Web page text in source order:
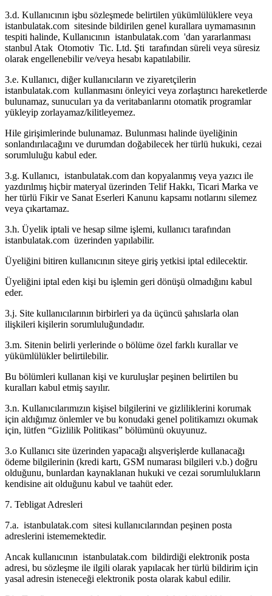
3.d. Kullanıcının işbu sözleşmede belirtilen yükümlülüklere veya
istanbulatak.com sitesinde bildirilen genel kurallara uymamasının
tespiti halinde, Kullanıcının istanbulatak.com 'dan yararlanması
stanbul Atak Otomotiv Tic. Ltd. Şti tarafından süreli veya süresiz
olarak engellenebilir ve/veya hesabı kapatılabilir.
3.e. Kullanıcı, diğer kullanıcıların ve ziyaretçilerin
istanbulatak.com kullanmasını önleyici veya zorlaştırıcı hareketlerde
bulunamaz, sunucuları ya da veritabanlarını otomatik programlar
yükleyip zorlayamaz/kilitleyemez.
Hile girişimlerinde bulunamaz. Bulunması halinde üyeliğinin
sonlandırılacağını ve durumdan doğabilecek her türlü hukuki, cezai
sorumluluğu kabul eder.
3.g. Kullanıcı, istanbulatak.com dan kopyalanmış veya yazıcı ile
yazdırılmış hiçbir materyal üzerinden Telif Hakkı, Ticari Marka ve
her türlü Fikir ve Sanat Eserleri Kanunu kapsamı notlarını silemez
veya çıkartamaz.
3.h. Üyelik iptali ve hesap silme işlemi, kullanıcı tarafından
istanbulatak.com üzerinden yapılabilir.
Üyeliğini bitiren kullanıcının siteye giriş yetkisi iptal edilecektir.
Üyeliğini iptal eden kişi bu işlemin geri dönüşü olmadığını kabul
eder.
3.j. Site kullanıcılarının birbirleri ya da üçüncü şahıslarla olan
ilişkileri kişilerin sorumluluğundadır.
3.m. Sitenin belirli yerlerinde o bölüme özel farklı kurallar ve
yükümlülükler belirtilebilir.
Bu bölümleri kullanan kişi ve kuruluşlar peşinen belirtilen bu
kuralları kabul etmiş sayılır.
3.n. Kullanıcılarımızın kişisel bilgilerini ve gizliliklerini korumak
için aldığımız önlemler ve bu konudaki genel politikamızı okumak
için, lütfen “Gizlilik Politikası” bölümünü okuyunuz.
3.o Kullanıcı site üzerinden yapacağı alışverişlerde kullanacağı
ödeme bilgilerinin (kredi kartı, GSM numarası bilgileri v.b.) doğru
olduğunu, bunlardan kaynaklanan hukuki ve cezai sorumlulukların
kendisine ait olduğunu kabul ve taahüt eder.
7. Tebligat Adresleri
7.a. istanbulatak.com sitesi kullanıcılarından peşinen posta
adreslerini istememektedir.
Ancak kullanıcının istanbulatak.com bildirdiği elektronik posta
adresi, bu sözleşme ile ilgili olarak yapılacak her türlü bildirim için
yasal adresin isteneceği elektronik posta olarak kabul edilir.